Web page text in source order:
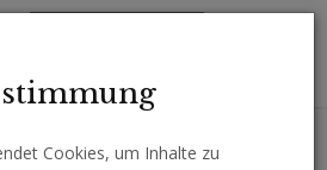
Cookies, um Inhalte zu